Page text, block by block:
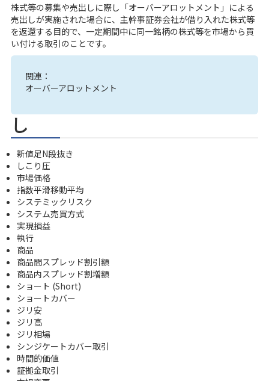
株式等の募集や売出しに際し「オーバーアロットメント」による
売出しが実施された場合に、主幹事証券会社が借り入れた株式等
を返還する目的で、一定期間中に同一銘柄の株式等を市場から買
い付ける取引のことです。
関連：
オーバーアロットメント
し
新値足N段抜き
しこり圧
市場価格
指数平滑移動平均
システミックリスク
システム売買方式
実現損益
執行
商品
商品間スプレッド割引額
商品内スプレッド割増額
ショート (Short)
ショートカバー
ジリ安
ジリ高
ジリ相場
シンジケートカバー取引
時間的価値
証拠金取引